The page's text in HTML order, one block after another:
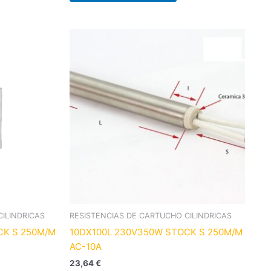
S 250M/M
RESISTENCIAS DE CARTUCHO CILINDRICAS
10DX100L 230V350W STOCK S 250M/M
AC-10A
23,64€